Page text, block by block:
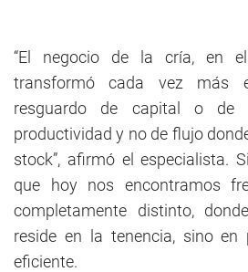
“El negocio de la cría, en
transformó cada vez más
resguardo de capital o
productividad y no de flujo
stock”, afirmó el especialista.
que hoy nos encontramos
completamente distinto,
reside en la tenencia, sino en
eficiente.